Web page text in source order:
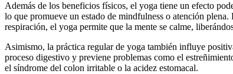
Además de los beneficios físicos, el yoga tiene un efecto
lo que promueve un estado de mindfulness o atención
respiración, el yoga permite que la mente se calme,
Asimismo, la práctica regular de yoga también influye
proceso digestivo y previene problemas como el
el síndrome del colon irritable o la acidez estomacal.